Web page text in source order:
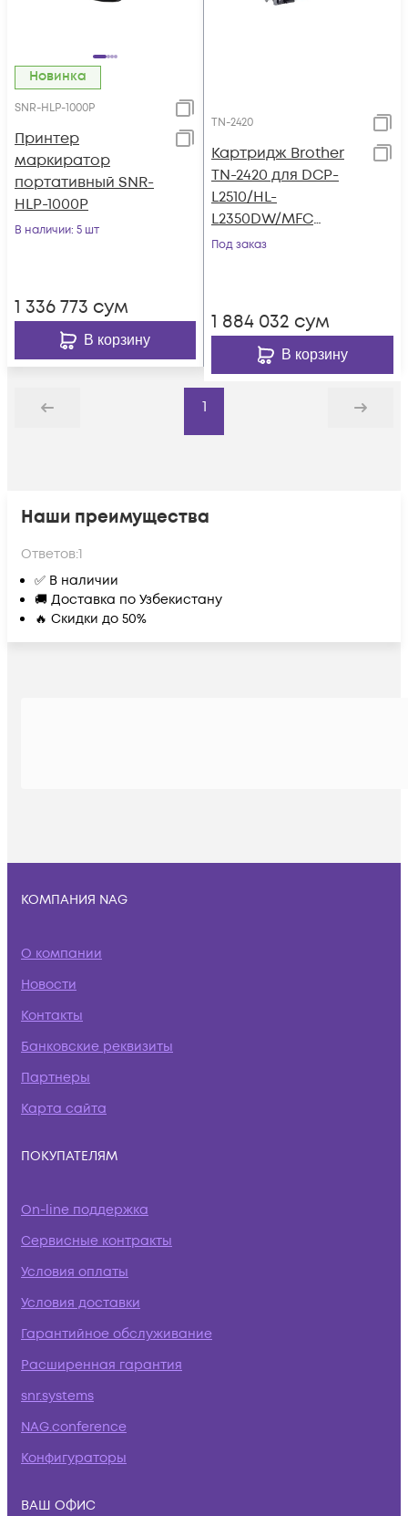
Новинка
SNR-HLP-1000P
Принтер
маркиратор
портативный SNR-
HLP-1000P
В наличии: 5 шт
1 336 773 сум
В корзину
TN-2420
Картридж Brother
TN-2420 для DCP-
L2510/HL-
L2350DW/MFC
L2710DW/DCP-
N/HL-L2375DW/MFC-
L2750DW/HL-
L2310D/MFC-2710D
Под заказ
1 884 032 сум
В корзину
Назад
1
Дальше
Наши преимущества
Ответов:1
✅ В наличии
🚚 Доставка по Узбекистану
🔥 Скидки до 50%
КОМПАНИЯ NAG
О компании
Новости
Контакты
Банковские реквизиты
Партнеры
Карта сайта
ПОКУПАТЕЛЯМ
On-line поддержка
Сервисные контракты
Условия оплаты
Условия доставки
Гарантийное обслуживание
Расширенная гарантия
snr.systems
NAG.conference
Конфигураторы
ВАШ ОФИС